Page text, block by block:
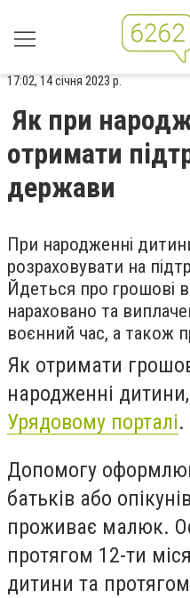
17:02, 14 січня 2023 р.
Як при
отримати
держави
При народженні
розраховувати на
Йдеться про грошові
нараховано та
воєнний час, а також
Як отримати
народженні
Урядовому порталі.
Допомогу
батьків або
проживає малюк.
протягом 12-ти
дитини та протягом